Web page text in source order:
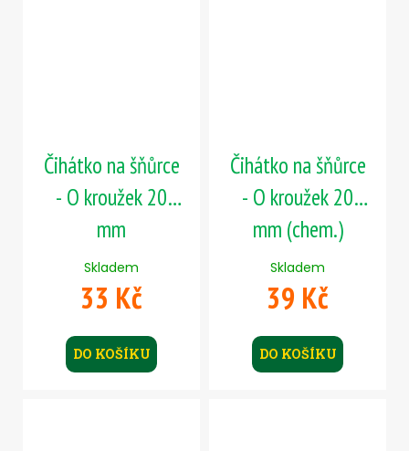
Čihátko na šňůrce
- O kroužek 20
mm
Skladem
33 Kč
DO KOŠÍKU
Čihátko na šňůrce
- O kroužek 20
mm (chem.)
Skladem
39 Kč
DO KOŠÍKU